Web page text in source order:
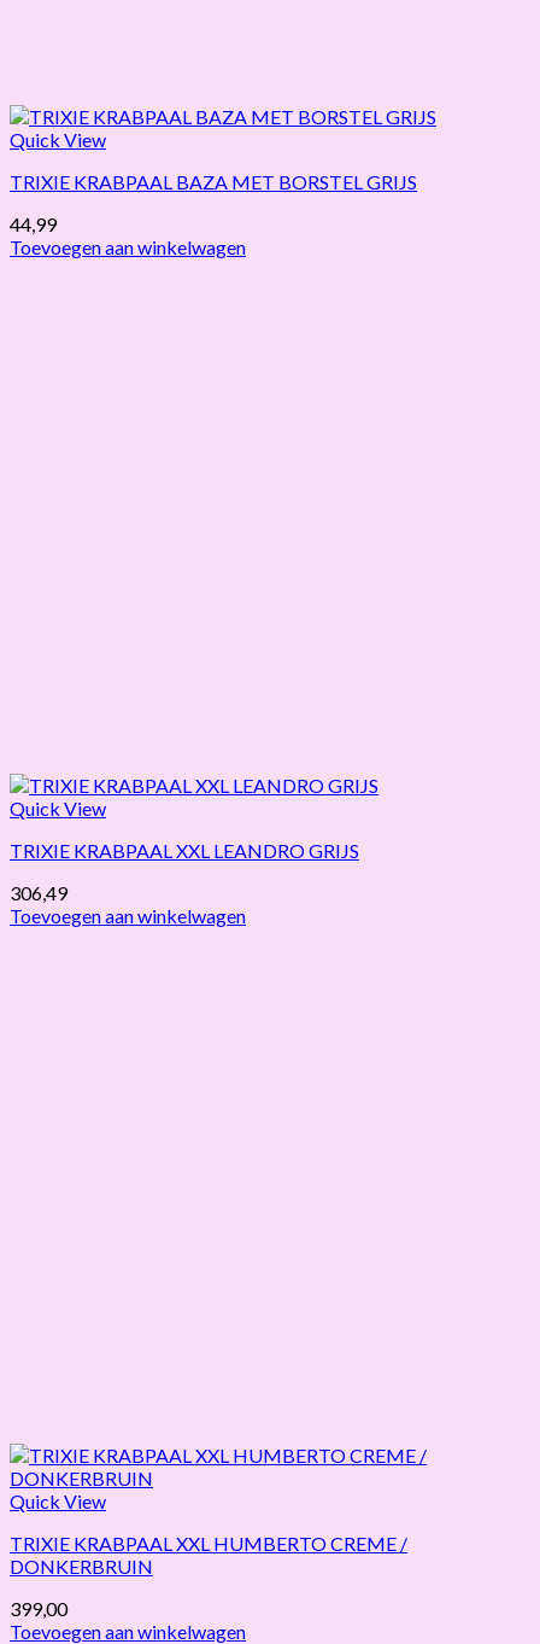
Quick View
TRIXIE KRABPAAL BAZA MET BORSTEL GRIJS
44,99
Toevoegen aan winkelwagen
Quick View
TRIXIE KRABPAAL XXL LEANDRO GRIJS
306,49
Toevoegen aan winkelwagen
Quick View
TRIXIE KRABPAAL XXL HUMBERTO CREME /
DONKERBRUIN
399,00
Toevoegen aan winkelwagen